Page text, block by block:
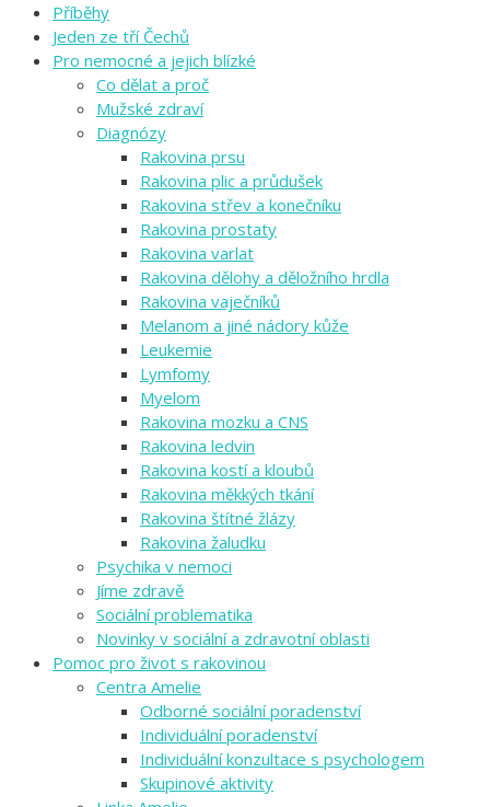
Příběhy
Jeden ze tří Čechů
Pro nemocné a jejich blízké
Co dělat a proč
Mužské zdraví
Diagnózy
Rakovina prsu
Rakovina plic a průdušek
Rakovina střev a konečníku
Rakovina prostaty
Rakovina varlat
Rakovina dělohy a děložního hrdla
Rakovina vaječníků
Melanom a jiné nádory kůže
Leukemie
Lymfomy
Myelom
Rakovina mozku a CNS
Rakovina ledvin
Rakovina kostí a kloubů
Rakovina měkkých tkání
Rakovina štítné žlázy
Rakovina žaludku
Psychika v nemoci
Jíme zdravě
Sociální problematika
Novinky v sociální a zdravotní oblasti
Pomoc pro život s rakovinou
Centra Amelie
Odborné sociální poradenství
Individuální poradenství
Individuální konzultace s psychologem
Skupinové aktivity